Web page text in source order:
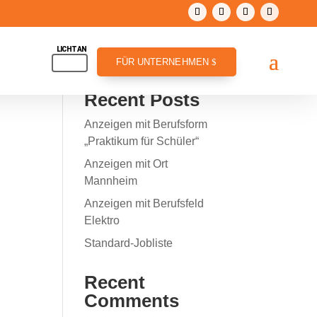
FÜR UNTERNEHMEN
Recent Posts
Anzeigen mit Berufsform
„Praktikum für Schüler“
Anzeigen mit Ort
Mannheim
Anzeigen mit Berufsfeld
Elektro
Standard-Jobliste
Recent
Comments